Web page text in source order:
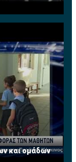
και ομάδων